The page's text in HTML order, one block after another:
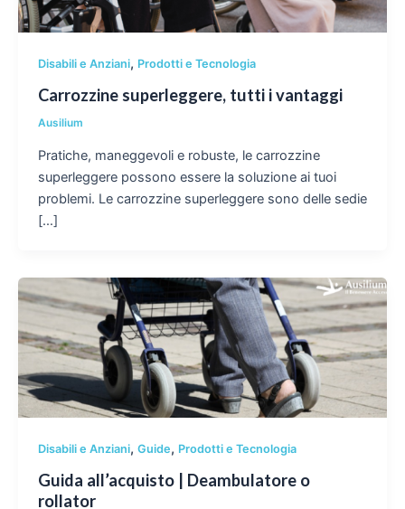
Disabili e Anziani, Prodotti e Tecnologia
Carrozzine superleggere, tutti i vantaggi
Ausilium
Pratiche, maneggevoli e robuste, le carrozzine
superleggere possono essere la soluzione ai tuoi
problemi. Le carrozzine superleggere sono delle sedie
[…]
Disabili e Anziani, Guide, Prodotti e Tecnologia
Guida all’acquisto | Deambulatore o
rollator